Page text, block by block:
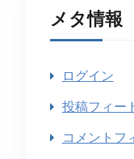
メタ情報
ログイン
投稿フィー
コメントフ